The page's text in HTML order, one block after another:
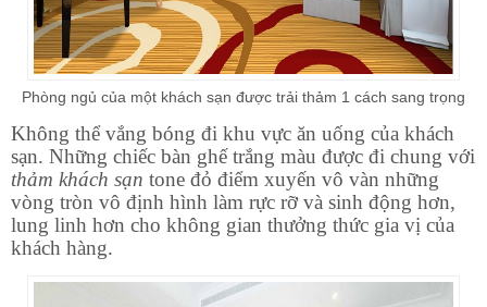
Phòng ngủ của một khách sạn được trải thảm 1 cách sang trọng
Không thể vắng bóng đi khu vực ăn uống của khách
sạn. Những chiếc bàn ghế trắng màu được đi chung với
thảm khách sạn tone đỏ điểm xuyến vô vàn những
vòng tròn vô định hình làm rực rỡ và sinh động hơn,
lung linh hơn cho không gian thưởng thức gia vị của
khách hàng.